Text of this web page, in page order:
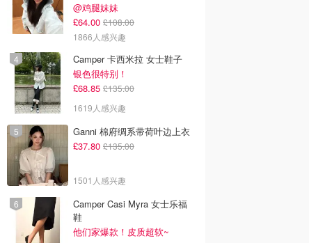
@鸡腿妹妹
£64.00 £108.00
1866人感兴趣
Camper 卡西米拉 女士鞋子
银色很特别！
£68.85 £135.00
1619人感兴趣
Ganni 棉府绸系带荷叶边上衣
£37.80 £135.00
1501人感兴趣
Camper Casi Myra 女士乐福
鞋
他们家爆款！皮质超软~